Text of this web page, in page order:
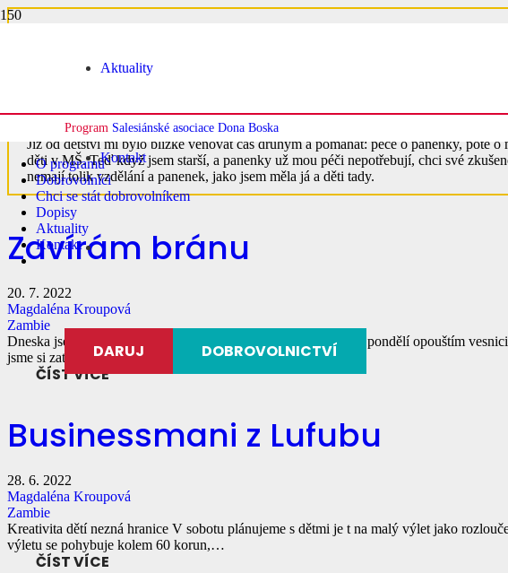
Aktuality
Kontakt
DARUJ DOBROVOLNICTVÍ
Program Salesiánské asociace Dona Boska
O programu
Dobrovolníci
Chci se stát dobrovolníkem
Dopisy
Aktuality
Kontakt
Magdaléna Kroupová
Již od dětství mi bylo blízké věnovat čas druhým a pomáhat: péče o panenky, poté o
děti v MŠ. Teď když jsem starší, a panenky už mou péči nepotřebují, chci své
nemají tolik vzdělání a panenek, jako jsem měla já a děti tady.
Zavírám bránu
20. 7. 2022
Magdaléna Kroupová
Zambie
Dneska jsem naposledy zavřela bránu Lufubu školky protože v pondělí opouštím
jsme si zatančili, naposledy jsme se posadili ke stolečkům,…
ČÍST VÍCE
Businessmani z Lufubu
28. 6. 2022
Magdaléna Kroupová
Zambie
Kreativita dětí nezná hranice V sobotu plánujeme s dětmi je t na malý výlet jako
výletu se pohybuje kolem 60 korun,…
ČÍST VÍCE